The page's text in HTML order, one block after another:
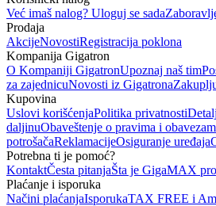
Već imaš nalog? Uloguj se sada
Prodaja
AkcijeNovostiRegistracija poklona
Kompanija Gigatron
O Kompaniji GigatronUpoznaj naš tim
za zajednicuNovosti iz Gigatrona
Kupovina
Uslovi korišćenjaPolitika privatnosti
daljinuObaveštenje o pravima i
potrošačaReklamacijeOsiguranje uređaja
Potrebna ti je pomoć?
KontaktČesta pitanjaŠta je GigaMAX
Plaćanje i isporuka
Načini plaćanjaIsporukaTAX FREE i